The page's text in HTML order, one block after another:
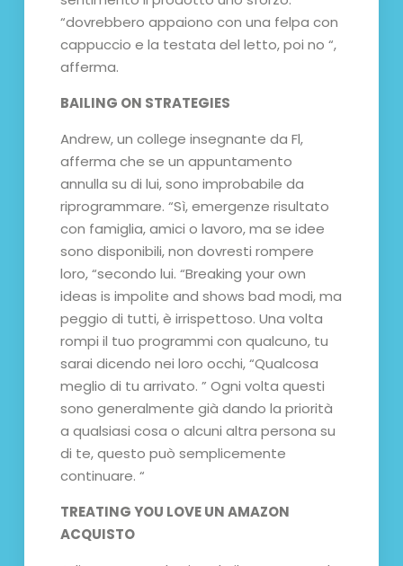
“dovrebbero appaiono con una felpa con
cappuccio e la testata del letto, poi no “,
afferma.
BAILING ON STRATEGIES
Andrew, un college insegnante da Fl,
afferma che se un appuntamento
annulla su di lui, sono improbabile da
riprogrammare. “Sì, emergenze risultato
con famiglia, amici o lavoro, ma se idee
sono disponibili, non dovresti rompere
loro, “secondo lui. “Breaking your own
ideas is impolite and shows bad modi, ma
peggio di tutti, è irrispettoso. Una volta
rompi il tuo programmi con qualcuno, tu
sarai dicendo nei loro occhi, “Qualcosa
meglio di tu arrivato. ” Ogni volta questi
sono generalmente già dando la priorità
a qualsiasi cosa o alcuni altra persona su
di te, questo può semplicemente
continuare. “
TREATING YOU LOVE UN AMAZON
ACQUISTO